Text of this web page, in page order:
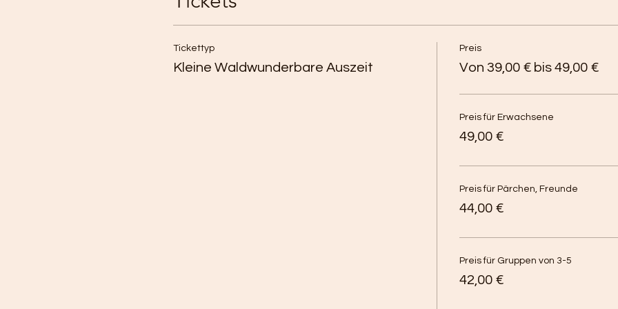
Tickettyp
Kleine Waldwunderbare Auszeit
Preis
Von 39,00 € bis 49,00 €
Preis für Erwachsene
49,00 €
Preis für Pärchen, Freunde
44,00 €
Preis für Gruppen von 3-5
42,00 €